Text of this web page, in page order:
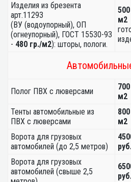
Изделия из брезента
арт.11293
(ВУ (водоупорный), ОП
(огнеупорный), ГОСТ 15530-93
- 480 гр./м2): шторы, пологи.
м2
Полог ПВХ с люверсами
м2
Тенты автомобильные из
ПВХ с люверсами
м2
Ворота для грузовых
автомобилей (до 2,5 метров)
Ворота для грузовых
автомобилей (свыше 2,5